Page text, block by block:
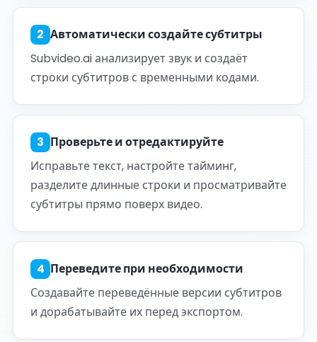
2 Автоматически создайте субтитры
Subvideo.ai анализирует звук и создаёт
строки субтитров с временными кодами.
3 Проверьте и отредактируйте
Исправьте текст, настройте тайминг,
разделите длинные строки и просматривайте
субтитры прямо поверх видео.
4 Переведите при необходимости
Создавайте переведённые версии субтитров
и дорабатывайте их перед экспортом.